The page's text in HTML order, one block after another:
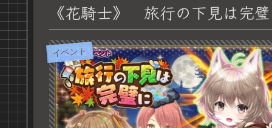
《花騎士》 旅行の下見は完
イベント